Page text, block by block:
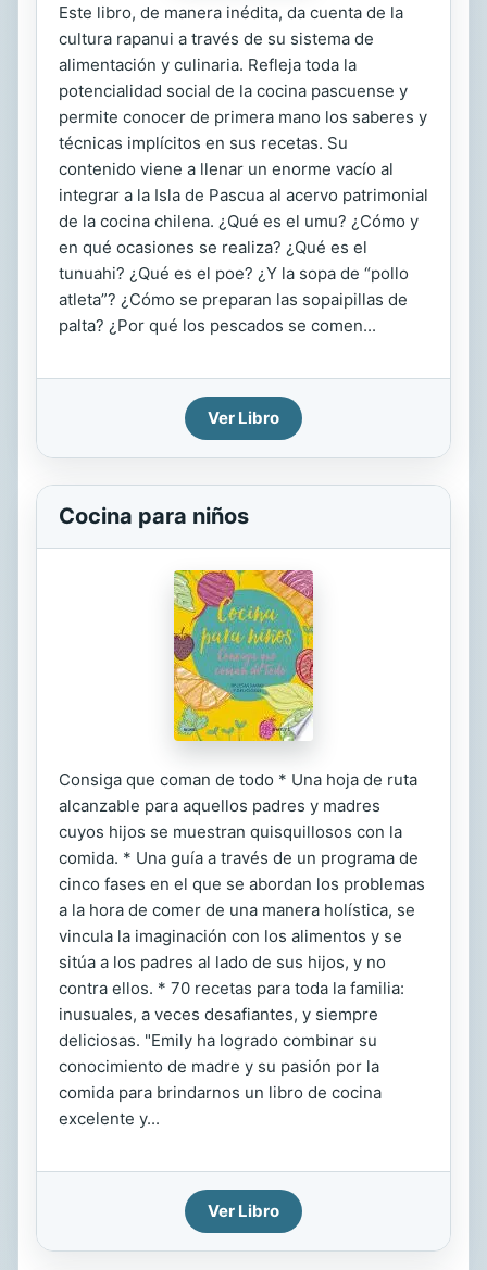
Este libro, de manera inédita, da cuenta de la
cultura rapanui a través de su sistema de
alimentación y culinaria. Refleja toda la
potencialidad social de la cocina pascuense y
permite conocer de primera mano los saberes y
técnicas implícitos en sus recetas. Su
contenido viene a llenar un enorme vacío al
integrar a la Isla de Pascua al acervo patrimonial
de la cocina chilena. ¿Qué es el umu? ¿Cómo y
en qué ocasiones se realiza? ¿Qué es el
tunuahi? ¿Qué es el poe? ¿Y la sopa de “pollo
atleta”? ¿Cómo se preparan las sopaipillas de
palta? ¿Por qué los pescados se comen...
Ver Libro
Cocina para niños
Consiga que coman de todo * Una hoja de ruta
alcanzable para aquellos padres y madres
cuyos hijos se muestran quisquillosos con la
comida. * Una guía a través de un programa de
cinco fases en el que se abordan los problemas
a la hora de comer de una manera holística, se
vincula la imaginación con los alimentos y se
sitúa a los padres al lado de sus hijos, y no
contra ellos. * 70 recetas para toda la familia:
inusuales, a veces desafiantes, y siempre
deliciosas. "Emily ha logrado combinar su
conocimiento de madre y su pasión por la
comida para brindarnos un libro de cocina
excelente y...
Ver Libro